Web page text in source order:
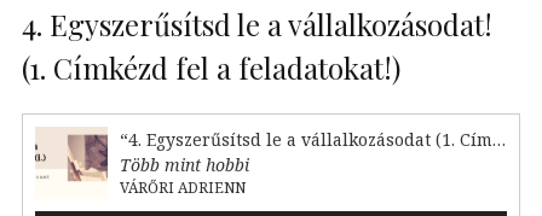
4. Egyszerűsítsd le a vállalkozásodat!
(1. Címkézd fel a feladatokat!)
“4. Egyszerűsítsd le a vállalkozásodat (1. Címkézd fel!)”
Több mint hobbi
VÁRŐRI ADRIENN